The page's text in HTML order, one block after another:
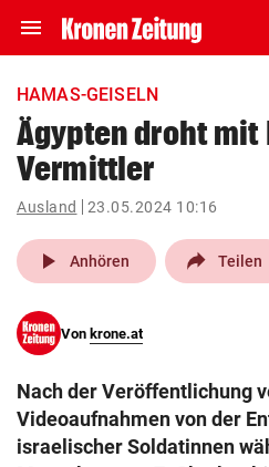
menu Navigation
ein-/ausklappen
account_circle Anmelden
pin_drop
Wien
search
eingeben
HAMAS-GEISELN
Ägypten droht mit
Vermittler
Ausland 23.05.2024 10:16
play_arrow Anhören Teilen
Von krone.at
Nach der Veröffentlichung
Videoaufnahmen von der
israelischer Soldatinnen